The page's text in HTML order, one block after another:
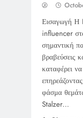
Εισαγωγή Η
influencer
σημαντική
βραβεύσεις
καταφέρει
φάσμα
Stalzer…